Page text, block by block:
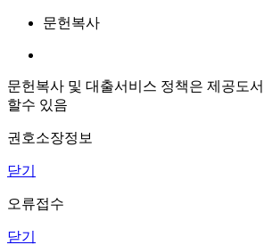
문헌복사
문헌복사 및 대출서비스 정책은 제공도
할수 있음
권호소장정보
닫기
오류접수
닫기